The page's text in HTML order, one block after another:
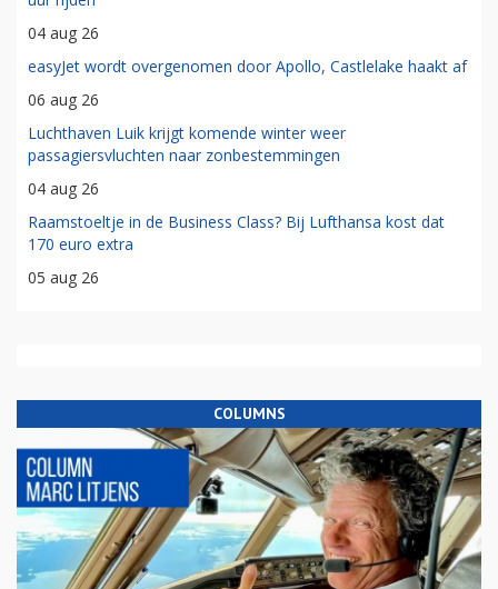
04 aug 26
easyJet wordt overgenomen door Apollo, Castlelake haakt af
06 aug 26
Luchthaven Luik krijgt komende winter weer
passagiersvluchten naar zonbestemmingen
04 aug 26
Raamstoeltje in de Business Class? Bij Lufthansa kost dat
170 euro extra
05 aug 26
COLUMNS